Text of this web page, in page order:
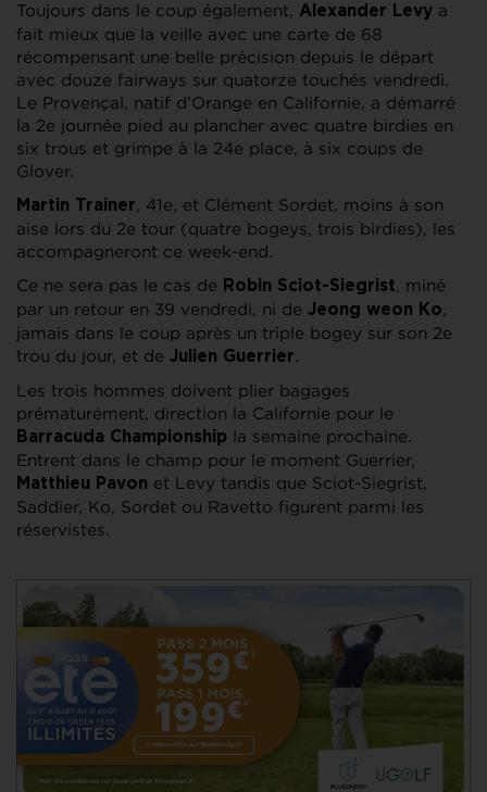
Toujours dans le coup également, Alexander Levy a
fait mieux que la veille avec une carte de 68
récompensant une belle précision depuis le départ
avec douze fairways sur quatorze touchés vendredi.
Le Provençal, natif d’Orange en Californie, a démarré
la 2e journée pied au plancher avec quatre birdies en
six trous et grimpe à la 24e place, à six coups de
Glover.
Martin Trainer, 41e, et Clément Sordet, moins à son
aise lors du 2e tour (quatre bogeys, trois birdies), les
accompagneront ce week-end.
Ce ne sera pas le cas de Robin Sciot-Siegrist, miné
par un retour en 39 vendredi, ni de Jeong weon Ko,
jamais dans le coup après un triple bogey sur son 2e
trou du jour, et de Julien Guerrier.
Les trois hommes doivent plier bagages
prématurément, direction la Californie pour le
Barracuda Championship la semaine prochaine.
Entrent dans le champ pour le moment Guerrier,
Matthieu Pavon et Levy tandis que Sciot-Siegrist,
Saddier, Ko, Sordet ou Ravetto figurent parmi les
réservistes.